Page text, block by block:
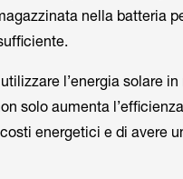
nella batteria
l’energia solare in
solo aumenta l’efficienza
energetici e di avere